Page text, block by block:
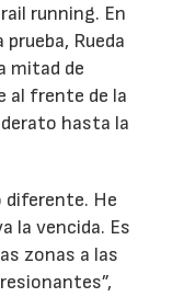
running. En
Rueda
mitad de
al frente de la
hasta la
diferente. He
la vencida. Es
zonas a las